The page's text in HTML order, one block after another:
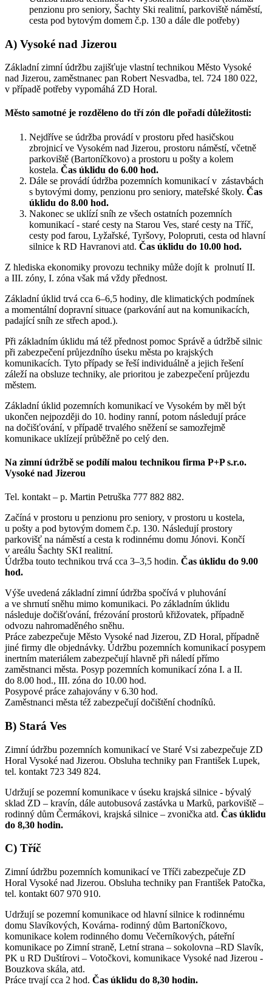
penzionu pro seniory, Šachty Ski realitní, parkoviště náměstí,
cesta pod bytovým domem č.p. 130 a dále dle potřeby)
A) Vysoké nad Jizerou
Základní zimní údržbu zajišťuje vlastní technikou Město Vysoké
nad Jizerou, zaměstnanec pan Robert Nesvadba, tel. 724 180 022,
v případě potřeby vypomáhá ZD Horal.
Město samotné je rozděleno do tří zón dle pořadí důležitosti:
Nejdříve se údržba provádí v prostoru před hasičskou
zbrojnicí ve Vysokém nad Jizerou, prostoru náměstí, včetně
parkoviště (Bartoníčkovo) a prostoru u pošty a kolem
kostela. Čas úklidu do 6.00 hod.
Dále se provádí údržba pozemních komunikací v zástavbách
s bytovými domy, penzionu pro seniory, mateřské školy. Čas
úklidu do 8.00 hod.
Nakonec se uklízí sníh ze všech ostatních pozemních
komunikací - staré cesty na Starou Ves, staré cesty na Tříč,
cesty pod farou, Lyžařské, Tyršovy, Polopruti, cesta od hlavní
silnice k RD Havranovi atd. Čas úklidu do 10.00 hod.
Z hlediska ekonomiky provozu techniky může dojít k prolnutí II.
a III. zóny, I. zóna však má vždy přednost.
Základní úklid trvá cca 6–6,5 hodiny, dle klimatických podmínek
a momentální dopravní situace (parkování aut na komunikacích,
padající sníh ze střech apod.).
Při základním úklidu má též přednost pomoc Správě a údržbě silnic
při zabezpečení průjezdního úseku města po krajských
komunikacích. Tyto případy se řeší individuálně a jejich řešení
záleží na obsluze techniky, ale prioritou je zabezpečení průjezdu
městem.
Základní úklid pozemních komunikací ve Vysokém by měl být
ukončen nejpozději do 10. hodiny ranní, potom následují práce
na dočišťování, v případě trvalého sněžení se samozřejmě
komunikace uklízejí průběžně po celý den.
Na zimní údržbě se podílí malou technikou firma P+P s.r.o.
Vysoké nad Jizerou
Tel. kontakt – p. Martin Petruška 777 882 882.
Začíná v prostoru u penzionu pro seniory, v prostoru u kostela,
u pošty a pod bytovým domem č.p. 130. Následují prostory
parkovišť na náměstí a cesta k rodinnému domu Jónovi. Končí
v areálu Šachty SKI realitní.
Údržba touto technikou trvá cca 3–3,5 hodin. Čas úklidu do 9.00
hod.
Výše uvedená základní zimní údržba spočívá v pluhování
a ve shrnutí sněhu mimo komunikaci. Po základním úklidu
následuje dočišťování, frézování prostorů křižovatek, případně
odvozu nahromaděného sněhu.
Práce zabezpečuje Město Vysoké nad Jizerou, ZD Horal, případně
jiné firmy dle objednávky. Údržbu pozemních komunikací posypem
inertním materiálem zabezpečují hlavně při náledí přímo
zaměstnanci města. Posyp pozemních komunikací zóna I. a II.
do 8.00 hod., III. zóna do 10.00 hod.
Posypové práce zahajovány v 6.30 hod.
Zaměstnanci města též zabezpečují dočištění chodníků.
B) Stará Ves
Zimní údržbu pozemních komunikací ve Staré Vsi zabezpečuje ZD
Horal Vysoké nad Jizerou. Obsluha techniky pan František Lupek,
tel. kontakt 723 349 824.
Udržují se pozemní komunikace v úseku krajská silnice - bývalý
sklad ZD – kravín, dále autobusová zastávka u Marků, parkoviště –
rodinný dům Čermákovi, krajská silnice – zvonička atd. Čas úklidu
do 8,30 hodin.
C) Tříč
Zimní údržbu pozemních komunikací ve Tříči zabezpečuje ZD
Horal Vysoké nad Jizerou. Obsluha techniky pan František Patočka,
tel. kontakt 607 970 910.
Udržují se pozemní komunikace od hlavní silnice k rodinnému
domu Slavíkových, Kovárna- rodinný dům Bartoníčkovo,
komunikace kolem rodinného domu Večerníkových, páteřní
komunikace po Zimní straně, Letní strana – sokolovna –RD Slavík,
PK u RD Duštírovi – Votočkovi, komunikace Vysoké nad Jizerou -
Bouzkova skála, atd.
Práce trvají cca 2 hod. Čas úklidu do 8,30 hodin.